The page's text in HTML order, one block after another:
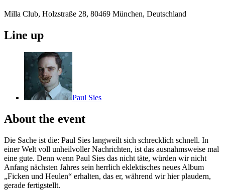
Milla Club, Holzstraße 28, 80469 München, Deutschland
Line up
Paul Sies
About the event
Die Sache ist die: Paul Sies langweilt sich schrecklich schnell. In
einer Welt voll unheilvoller Nachrichten, ist das ausnahmsweise mal
eine gute. Denn wenn Paul Sies das nicht täte, würden wir nicht
Anfang nächsten Jahres sein herrlich eklektisches neues Album
„Ficken und Heulen“ erhalten, das er, während wir hier plaudern,
gerade fertigstellt.